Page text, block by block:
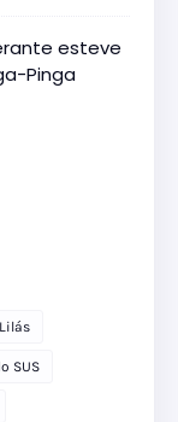
esteve
Pinga
SUS